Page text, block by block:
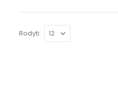
Rodyti: